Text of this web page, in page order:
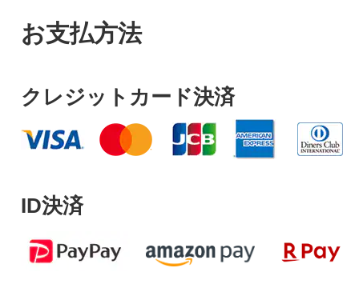
お支払方法
クレジットカード決済
ID決済